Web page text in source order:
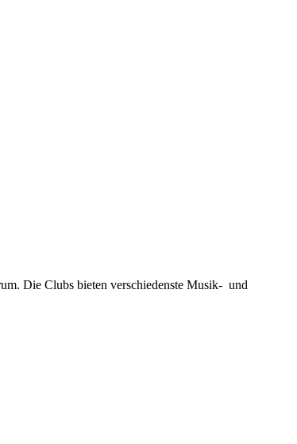
Die Clubs bieten verschiedenste Musik- und